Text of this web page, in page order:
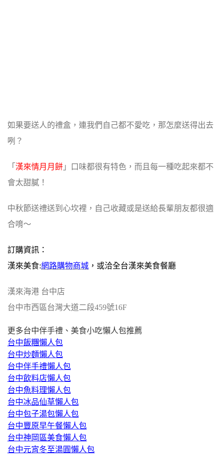
如果要送人的禮盒，連我們自己都不愛吃，那怎麼送得出去
咧？
「 漢來情月月餅 」口味都很有特色，而且每一種吃起來都不
會太甜膩！
中秋節送禮送到心坎裡，自己收藏或是送給長輩朋友都很適
合唷～
訂購資訊：
漢來美食:網路購物商城 ，或洽全台漢來美食餐廳
漢來海港 台中店
台中市西區台灣大道二段459號16F
更多台中伴手禮、美食小吃懶人包推薦
台中飯糰懶人包
台中炒麵懶人包
台中伴手禮懶人包
台中飲料店懶人包
台中魚料理懶人包
台中冰品仙草懶人包
台中包子湯包懶人包
台中豐原早午餐懶人包
台中神岡區美食懶人包
台中元宵冬至湯圓懶人包